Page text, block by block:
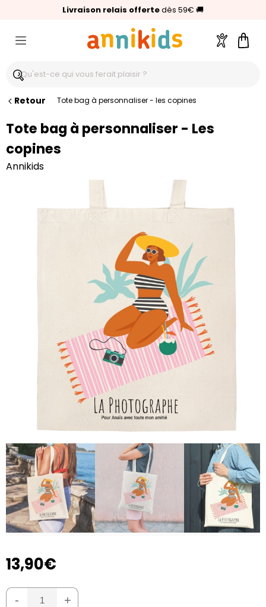
Livraison relais offertedès 59€ 🚚
🥇Palmarès Capital 2025 :Annikids N°1
⭐⭐⭐⭐⭐4,6/5(24 000 avis clients)
Compte
Retour Tote bag à personnaliser - les copines
Tote bag à personnaliser - Les
copines
Annikids
13,90€
- +